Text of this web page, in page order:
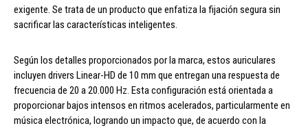
exigente. Se trata de un producto que enfatiza la fijación segura sin
sacrificar las características inteligentes.
Según los detalles proporcionados por la marca, estos auriculares
incluyen drivers Linear-HD de 10 mm que entregan una respuesta de
frecuencia de 20 a 20.000 Hz. Esta configuración está orientada a
proporcionar bajos intensos en ritmos acelerados, particularmente en
música electrónica, logrando un impacto que, de acuerdo con la